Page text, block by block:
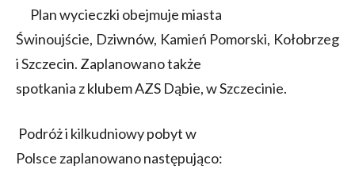
Plan wycieczki obejmuje miasta
Świnoujście, Dziwnów, Kamień Pomorski, Kołobrzeg
i Szczecin. Zaplanowano także
spotkania z klubem AZS Dąbie, w Szczecinie.
Podróż i kilkudniowy pobyt w
Polsce zaplanowano następująco: